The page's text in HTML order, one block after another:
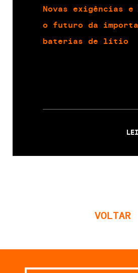
Novas exigências
o futuro da
baterias de lítio
VOLTAR